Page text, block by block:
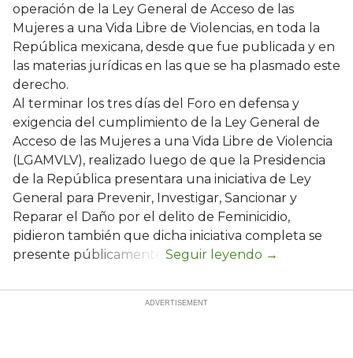
operación de la Ley General de Acceso de las
Mujeres a una Vida Libre de Violencias, en toda la
República mexicana, desde que fue publicada y en
las materias jurídicas en las que se ha plasmado este
derecho.
Al terminar los tres días del Foro en defensa y
exigencia del cumplimiento de la Ley General de
Acceso de las Mujeres a una Vida Libre de Violencia
(LGAMVLV), realizado luego de que la Presidencia
de la República presentara una iniciativa de Ley
General para Prevenir, Investigar, Sancionar y
Reparar el Daño por el delito de Feminicidio,
pidieron también que dicha iniciativa completa se
presente públicamente.